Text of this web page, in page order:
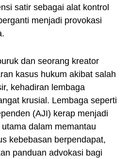
satir sebagai alat kontrol
menjadi provokasi
dan seorang kreator
kasus hukum akibat salah
kehadiran lembaga
krusial. Lembaga seperti
(AJI) kerap menjadi
dalam memantau
kebebasan berpendapat,
panduan advokasi bagi